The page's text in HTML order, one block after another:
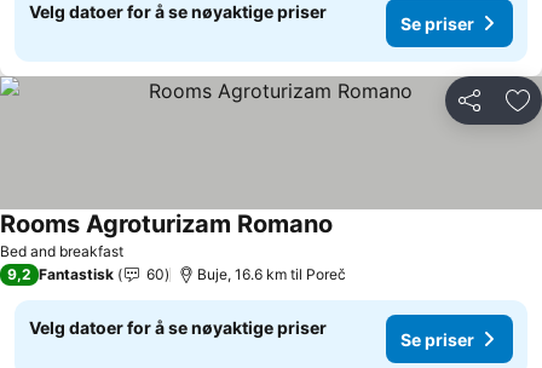
Velg datoer for å se nøyaktige priser
Se priser
Del
Bed and breakfast
Rooms Agroturizam Romano
9,2 Fantastisk 60 Buje, 16.6 km til Poreč
Velg datoer for å se nøyaktige priser
Se priser